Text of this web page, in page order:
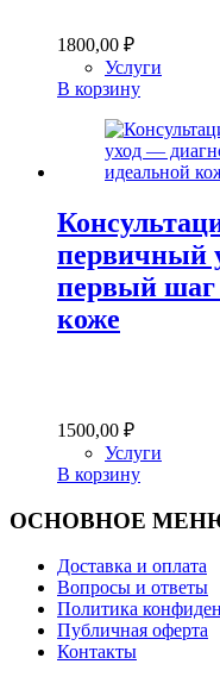
1800,00 ₽
Услуги
В корзину
первичный
первый шаг
коже
1500,00 ₽
Услуги
В корзину
ОСНОВНОЕ
Доставка и оплата
Вопросы и ответы
Политика
Публичная оферта
Контакты